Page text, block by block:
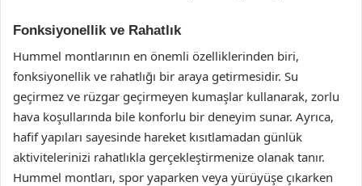
Fonksiyonellik ve Rahatlık
Hummel montlarının en önemli özelliklerinden biri,
fonksiyonellik ve rahatlığı bir araya getirmesidir. Su
geçirmez ve rüzgar geçirmeyen kumaşlar kullanarak, zorlu
hava koşullarında bile konforlu bir deneyim sunar. Ayrıca,
hafif yapıları sayesinde hareket kısıtlamadan günlük
aktivitelerinizi rahatlıkla gerçekleştirmenize olanak tanır.
Hummel montları, spor yaparken veya yürüyüşe çıkarken